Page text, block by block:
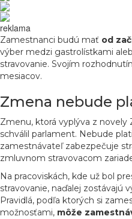
reklama
Zamestnanci budú mať od
výber medzi gastrolístkami
stravovanie. Svojím
mesiacov.
Zmena nebude
Zmenu, ktorá vyplýva z novely
schválil parlament. Nebude
zamestnávateľ zabezpečuje
zmluvnom stravovacom
Na pracoviskách, kde už bol
stravovanie, naďalej zostávajú
Pravidlá, podľa ktorých si
možnosťami, môže